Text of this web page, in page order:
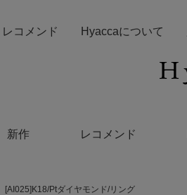
新作 レコメンド
レコメンド Hyaccaについて
[AI025]K18/Ptダイヤモンド/リング